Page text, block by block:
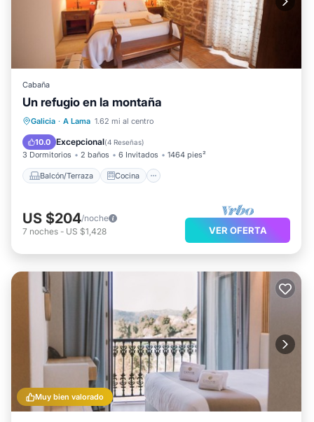
Cabaña
Un refugio en la montaña
Galicia · A Lama 1.62 mi al centro
10.0 Excepcional(4 Reseñas)
3 Dormitorios 2 baños 6 Invitados 1464 pies²
Balcón/Terraza Cocina
Balcón/Terraza
Cocina
Se admiten mascotas
US $204/noche
7 noches - US $1,428 VER OFERTA
Muy bien valorado